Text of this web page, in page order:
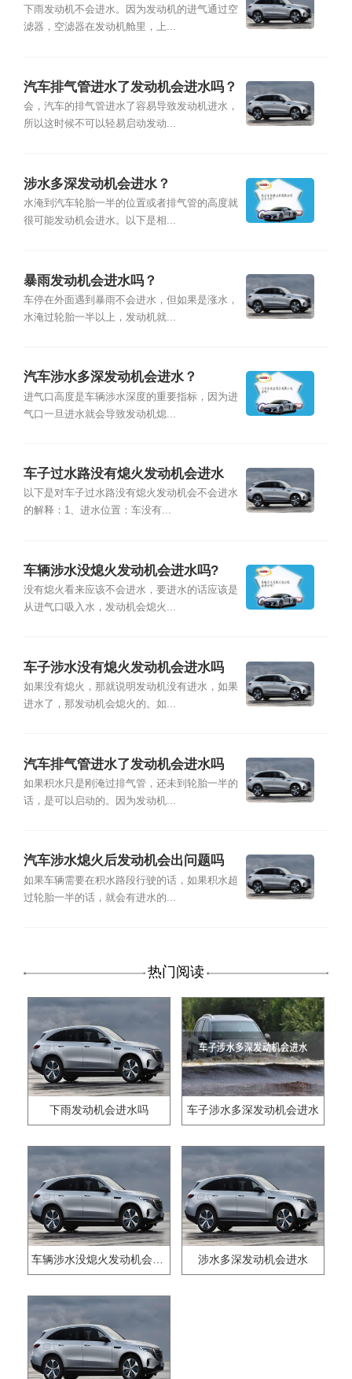
下雨发动机不会进水。因为发动机的进气通过空
滤器，空滤器在发动机舱里，上...
汽车排气管进水了发动机会进水吗？
会，汽车的排气管进水了容易导致发动机进水，
所以这时候不可以轻易启动发动...
涉水多深发动机会进水？
水淹到汽车轮胎一半的位置或者排气管的高度就
很可能发动机会进水。以下是相...
暴雨发动机会进水吗？
车停在外面遇到暴雨不会进水，但如果是涨水，
水淹过轮胎一半以上，发动机就...
汽车涉水多深发动机会进水？
进气口高度是车辆涉水深度的重要指标，因为进
气口一旦进水就会导致发动机熄...
车子过水路没有熄火发动机会进水
吗？
以下是对车子过水路没有熄火发动机会不会进水
的解释：1、进水位置：车没有...
车辆涉水没熄火发动机会进水吗?
没有熄火看来应该不会进水，要进水的话应该是
从进气口吸入水，发动机会熄火...
车子涉水没有熄火发动机会进水吗
如果没有熄火，那就说明发动机没有进水，如果
进水了，那发动机会熄火的。如...
汽车排气管进水了发动机会进水吗
如果积水只是刚淹过排气管，还未到轮胎一半的
话，是可以启动的。因为发动机...
汽车涉水熄火后发动机会出问题吗
如果车辆需要在积水路段行驶的话，如果积水超
过轮胎一半的话，就会有进水的...
热门阅读
下雨发动机会进水吗 车子涉水多深发动机会进水
涉水多深发动机会进水